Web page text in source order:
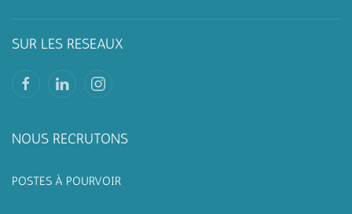
SUR LES RESEAUX
NOUS RECRUTONS
POSTES À POURVOIR